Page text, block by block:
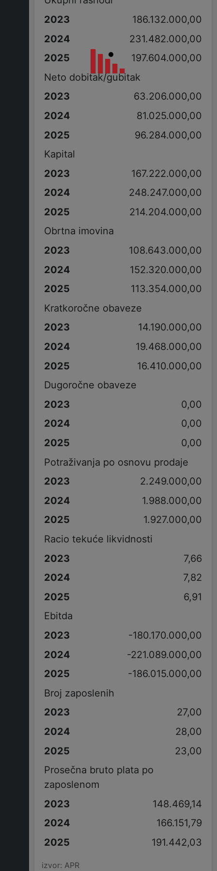
186.132.000,00
231.482.000,00
197.604.000,00
Neto dobitak/gubitak
63.206.000,00
81.025.000,00
96.284.000,00
Kapital
167.222.000,00
248.247.000,00
214.204.000,00
Obrtna imovina
108.643.000,00
152.320.000,00
113.354.000,00
Kratkoročne obaveze
14.190.000,00
19.468.000,00
16.410.000,00
Dugoročne obaveze
0,00
0,00
0,00
Potraživanja po osnovu prodaje
2.249.000,00
1.988.000,00
1.927.000,00
Racio tekuće likvidnosti
7,66
7,82
6,91
Ebitda
-180.170.000,00
-221.089.000,00
-186.015.000,00
Broj zaposlenih
27,00
28,00
23,00
Prosečna bruto plata po
zaposlenom
148.469,14
166.151,79
191.442,03
izvor: APR